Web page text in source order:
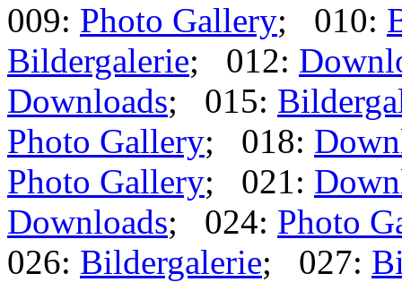
009: Photo Gallery; 010:
Bildergalerie; 012:
Downloads; 015:
Photo Gallery; 018:
Photo Gallery; 021:
Downloads; 024: Photo
026: Bildergalerie; 027: